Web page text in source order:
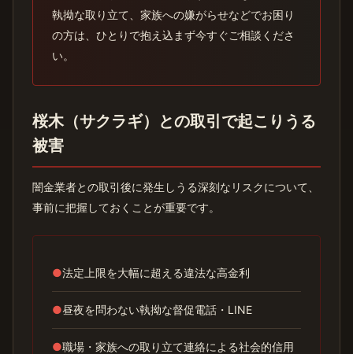
執拗な取り立て、家族への嫌がらせなどでお困り
の方は、ひとりで抱え込まず今すぐご相談くださ
い。
桜木（サクラギ）との取引で起こりうる
被害
闇金業者との取引後に発生しうる深刻なリスクについて、
事前に把握しておくことが重要です。
●法定上限を大幅に超える違法な高金利
●昼夜を問わない執拗な督促電話・LINE
●職場・家族への取り立て連絡による社会的信用